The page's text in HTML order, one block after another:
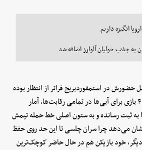
انگیزه داریم
جذب خولیان آلوارز ‌اضافه شد
حضورش در استمفوردبریج فراتر از انتظار بوده
است. این مهاجم برزیلی در ۴۶ بازی برای آبی‌ها در تمامی رقابت‌ها، آمار
۹ پاس گل را به ثبت رسانده و به ستون اصلی خط حمله تیمش
می‌دهد چرا سران چلسی تا این حد روی حفظ
خود بازیکن هم در حال حاضر کوچک‌ترین